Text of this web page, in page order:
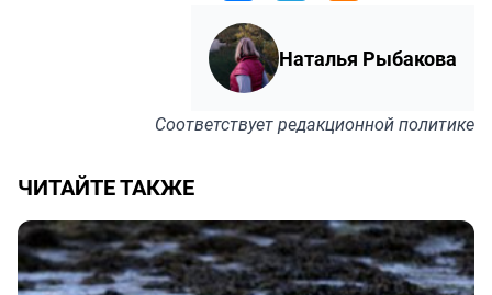
Наталья Рыбакова
Соответствуетредакционной политике
ЧИТАЙТЕ ТАКЖЕ